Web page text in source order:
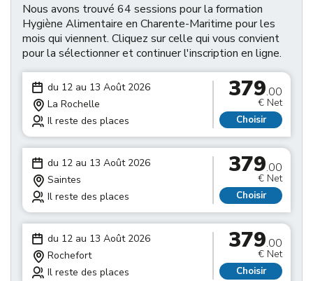
Nous avons trouvé 64 sessions pour la formation
Hygiène Alimentaire en Charente-Maritime pour les
mois qui viennent. Cliquez sur celle qui vous convient
pour la sélectionner et continuer l'inscription en ligne.
du 12 au 13 Août 2026
La Rochelle
Il reste des places
379.00
€ Net
Choisir
du 12 au 13 Août 2026
Saintes
Il reste des places
379.00
€ Net
Choisir
du 12 au 13 Août 2026
Rochefort
Il reste des places
379.00
€ Net
Choisir